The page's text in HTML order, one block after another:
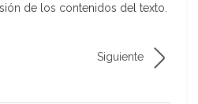
de los contenidos del texto.
Siguiente